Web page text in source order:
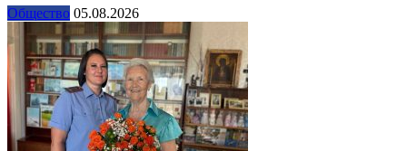
Общество 05.08.2026